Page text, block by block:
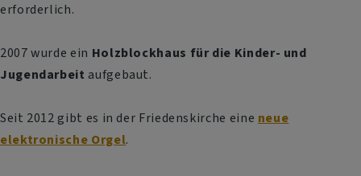
erforderlich.
2007 wurde ein Holzblockhaus für die Kinder- und
Jugendarbeit aufgebaut.
Seit 2012 gibt es in der Friedenskirche eine neue
elektronische Orgel.